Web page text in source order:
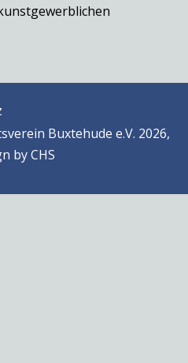
Buxtehude e.V. 2026,
byCHS